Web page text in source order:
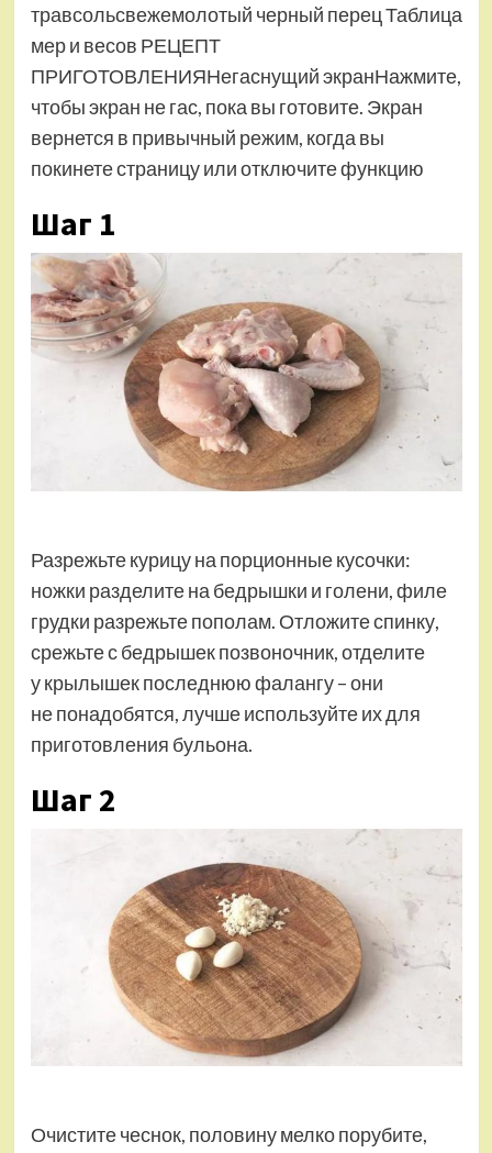
травсольсвежемолотый черный перец Таблица
мер и весов РЕЦЕПТ
ПРИГОТОВЛЕНИЯНегаснущий экранНажмите,
чтобы экран не гас, пока вы готовите. Экран
вернется в привычный режим, когда вы
покинете страницу или отключите функцию
Шаг 1
Разрежьте курицу на порционные кусочки:
ножки разделите на бедрышки и голени, филе
грудки разрежьте пополам. Отложите спинку,
срежьте с бедрышек позвоночник, отделите
у крылышек последнюю фалангу – они
не понадобятся, лучше используйте их для
приготовления бульона.
Шаг 2
Очистите чеснок, половину мелко порубите,